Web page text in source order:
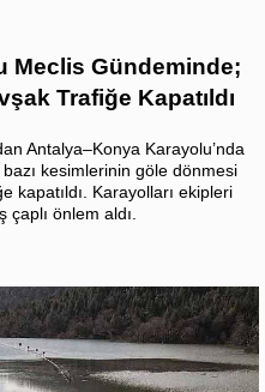
Meclis Gündeminde;
Trafiğe Kapatıldı
Antalya–Konya Karayolu’nda
kesimlerinin göle dönmesi
kapatıldı. Karayolları ekipleri
önlem aldı.